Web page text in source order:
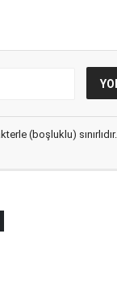
(boşluklu) sınırlıdır.